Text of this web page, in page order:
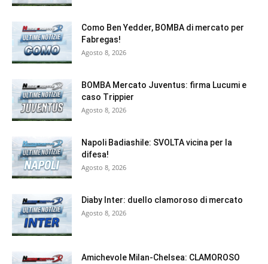
Como Ben Yedder, BOMBA di mercato per
Fabregas!
Agosto 8, 2026
BOMBA Mercato Juventus: firma Lucumi e
caso Trippier
Agosto 8, 2026
Napoli Badiashile: SVOLTA vicina per la
difesa!
Agosto 8, 2026
Diaby Inter: duello clamoroso di mercato
Agosto 8, 2026
Amichevole Milan-Chelsea: CLAMOROSO